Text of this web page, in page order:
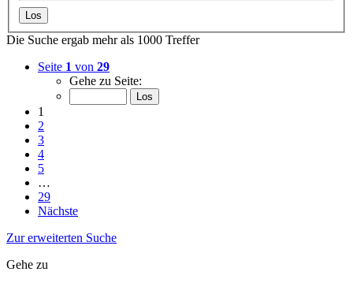
Die Suche ergab mehr als 1000 Treffer
Seite 1 von 29
Gehe zu Seite:
1
2
3
4
5
…
29
Nächste
Zur erweiterten Suche
Gehe zu